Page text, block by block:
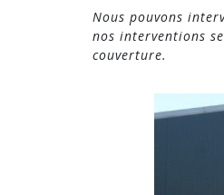
Nous pouvons
nos interventions
couverture.